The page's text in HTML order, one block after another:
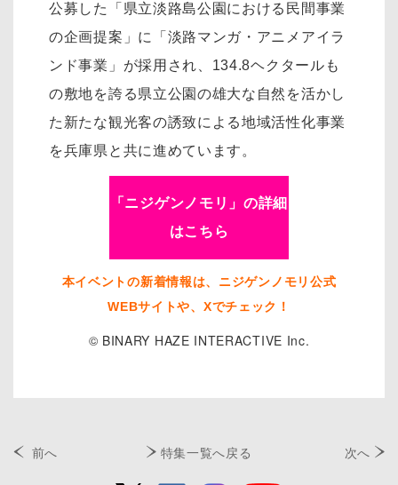
公募した「県立淡路島公園における民間事業
の企画提案」に「淡路マンガ・アニメアイラ
ンド事業」が採用され、134.8ヘクタールも
の敷地を誇る県立公園の雄大な自然を活かし
た新たな観光客の誘致による地域活性化事業
を兵庫県と共に進めています。
「ニジゲンノモリ」の詳細
はこちら
本イベントの新着情報は、ニジゲンノモリ公式
WEBサイトや、Xでチェック！
© BINARY HAZE INTERACTIVE Inc.
前へ 特集一覧へ戻る 次へ